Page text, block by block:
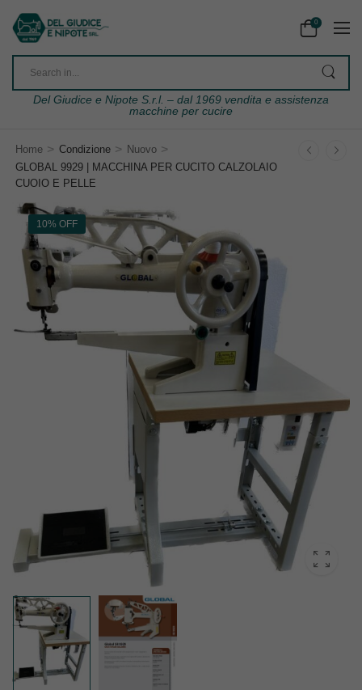
0
Del Giudice e Nipote S.r.l. – dal 1969 vendita e assistenza
macchine per cucire
Home > Condizione > Nuovo >
GLOBAL 9929 | MACCHINA PER CUCITO CALZOLAIO
CUOIO E PELLE
10% OFF